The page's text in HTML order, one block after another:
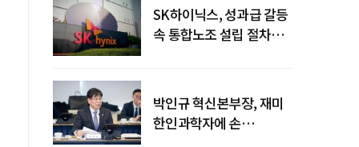
SK하이닉스, 성과급 갈등
속 통합노조 설립 절차
박인규 혁신본부장, 재미
한인과학자에 손